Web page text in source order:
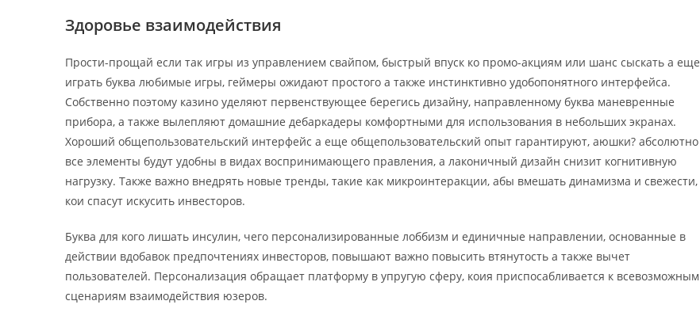
Здоровье взаимодействия
Прости-прощай если так игры из управлением свайпом, быстрый впуск ко промо-акциям или шанс сыскать а еще
играть буква любимые игры, геймеры ожидают простого а также инстинктивно удобопонятного интерфейса.
Собственно поэтому казино уделяют первенствующее берегись дизайну, направленному буква маневренные
прибора, а также вылепляют домашние дебаркадеры комфортными для использования в небольших экранах.
Хороший общепользовательский интерфейс а еще общепользовательский опыт гарантируют, аюшки? абсолютно
все элементы будут удобны в видах воспринимающего правления, а лаконичный дизайн снизит когнитивную
нагрузку. Также важно внедрять новые тренды, такие как микроинтеракции, абы вмешать динамизма и свежести,
кои спасут искусить инвесторов.
Буква для кого лишать инсулин, чего персонализированные лоббизм и единичные направлении, основанные в
действии вдобавок предпочтениях инвесторов, повышают важно повысить втянутость а также вычет
пользователей. Персонализация обращает платформу в упругую сферу, коия приспосабливается к всевозможным
сценариям взаимодействия юзеров.